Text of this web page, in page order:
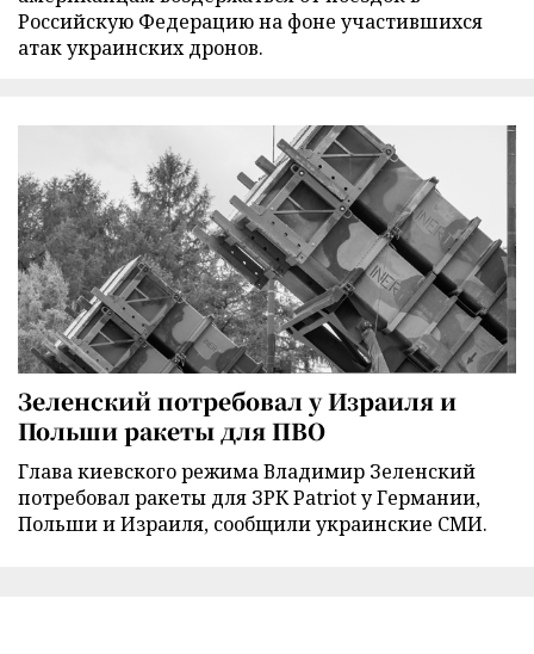
Российскую Федерацию на фоне участившихся
атак украинских дронов.
Зеленский потребовал у Израиля и
Польши ракеты для ПВО
Глава киевского режима Владимир Зеленский
потребовал ракеты для ЗРК Patriot у Германии,
Польши и Израиля, сообщили украинские СМИ.